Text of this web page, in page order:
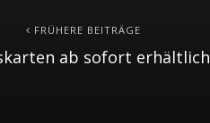
FRÜHERE BEITRÄGE
ab sofort erhältlich